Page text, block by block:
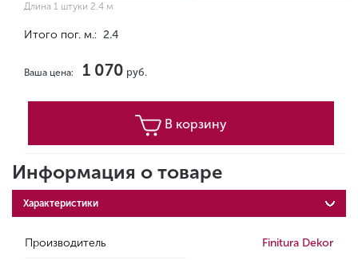
Длина 1 штуки 2.4 м
Итого пог. м.: 2.4
Ваша цена: 1 070 руб.
В корзину
Информация о товаре
Характеристики
Производитель Finitura Dekor